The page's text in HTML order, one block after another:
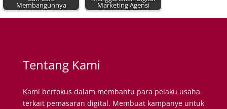
Membangunnya Marketing Agensi
Tentang Kami
Kami berfokus dalam membantu para pelaku usaha
terkait pemasaran digital. Membuat kampanye untuk